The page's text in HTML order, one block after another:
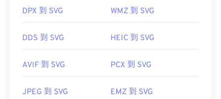
转 PNG工具。
开发者：万维网联盟（W3C）
首次发布：2001 年 9 月 4 日
https://www.lifewire.com/svg-file-4120603
DPX 到 SVG WMZ 到 SVG
DDS 到 SVG HEIC 到 SVG
AVIF 到 SVG PCX 到 SVG
JPEG 到 SVG EMZ 到 SVG